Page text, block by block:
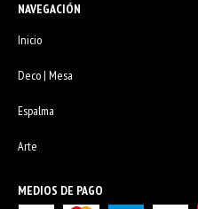
NAVEGACIÓN
Inicio
Deco | Mesa
Espalma
Arte
MEDIOS DE PAGO